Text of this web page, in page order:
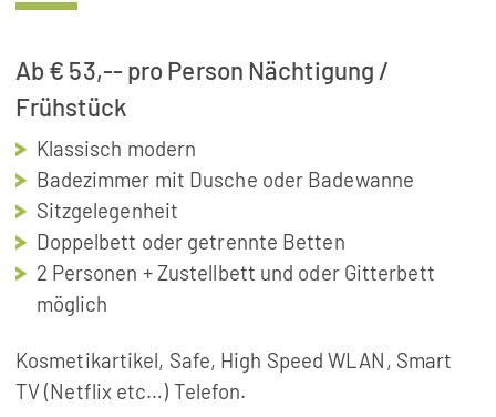
Ab € 53,-- pro Person Nächtigung /
Frühstück
Klassisch modern
Badezimmer mit Dusche oder Badewanne
Sitzgelegenheit
Doppelbett oder getrennte Betten
2 Personen + Zustellbett und oder Gitterbett
möglich
Kosmetikartikel, Safe, High Speed WLAN, Smart
TV (Netflix etc…) Telefon.